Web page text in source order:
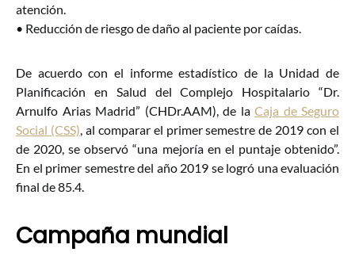
atención.
• Reducción de riesgo de daño al paciente por caídas.
De acuerdo con el informe estadístico de la Unidad de
Planificación en Salud del Complejo Hospitalario “Dr.
Arnulfo Arias Madrid” (CHDr.AAM), de la Caja de Seguro
Social (CSS), al comparar el primer semestre de 2019 con el
de 2020, se observó “una mejoría en el puntaje obtenido”.
En el primer semestre del año 2019 se logró una evaluación
final de 85.4.
Campaña mundial